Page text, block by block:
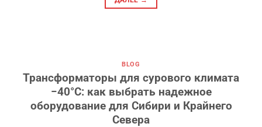
BLOG
Трансформаторы для сурового климата
−40°C: как выбрать надежное
оборудование для Сибири и Крайнего
Севера